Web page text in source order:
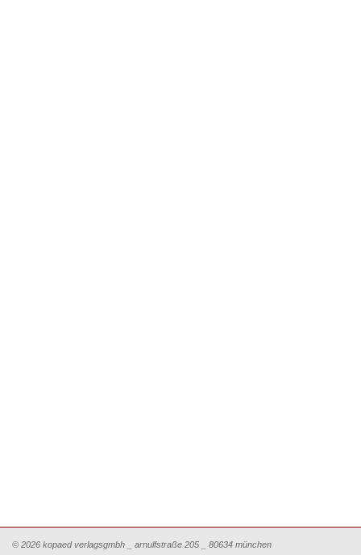
© 2026 kopaed verlagsgmbh _ arnulfstraße 205 _ 80634 münchen